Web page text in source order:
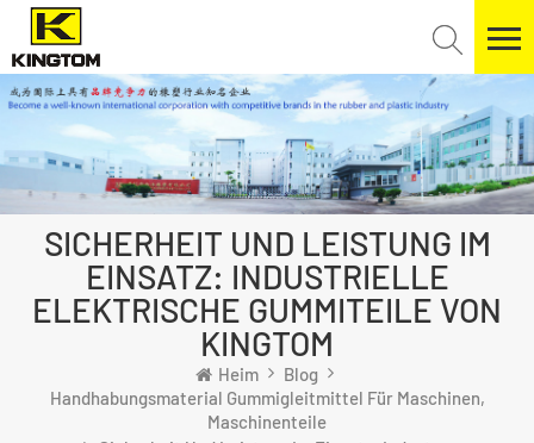
SICHERHEIT UND LEISTUNG IM
EINSATZ: INDUSTRIELLE
ELEKTRISCHE GUMMITEILE VON
KINGTOM
Heim
Blog
Handhabungsmaterial Gummigleitmittel Für Maschinen,
Maschinenteile